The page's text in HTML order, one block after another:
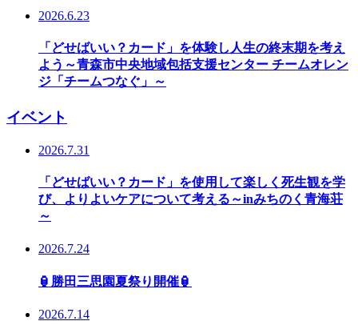
2026.6.23
「どせばいい？カード」を体験し人生の終末期を考え
よう～青森市中央地域包括支援センター チームオレン
ジ「チームつなぐ」～
イベント
2026.7.31
「どせばいい？カード」を使用して楽しく死生観を学
び、よりよいケアについて考える～inみちのく青海荘
～
2026.7.24
🏮勝田三思園夏祭り開催🏮
2026.7.14